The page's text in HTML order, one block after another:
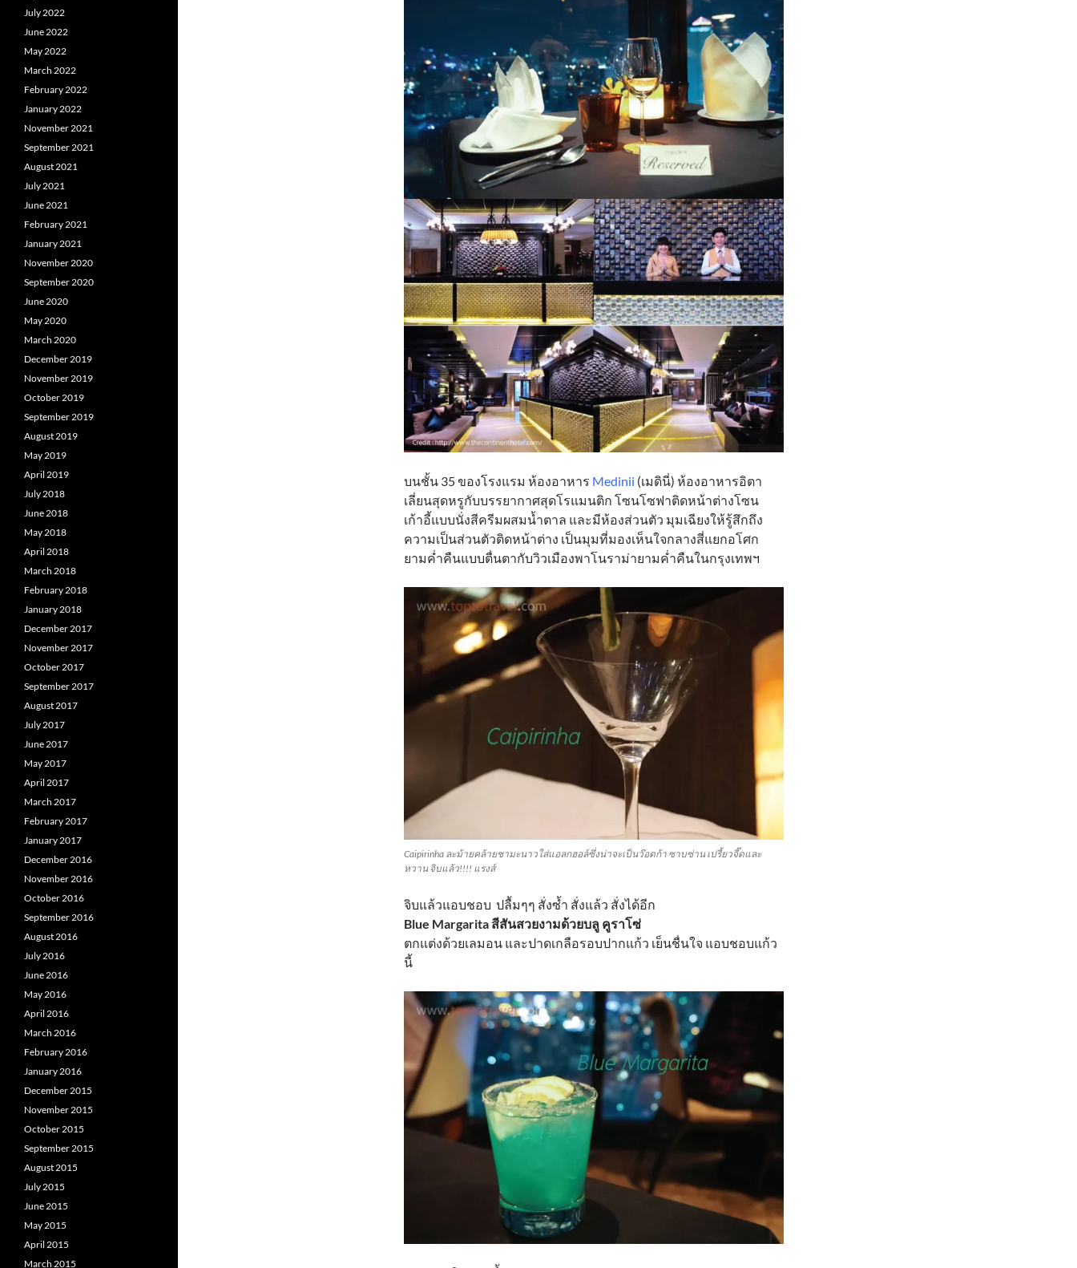
บนชั้น 35 ของโรงแรม ห้องอาหาร Medinii (เมดินี่) ห้องอาหารอิตา
เลี่ยนสุดหรูกับบรรยากาศสุดโรแมนติก โซนโซฟาติดหน้าต่างโซน
เก้าอี้แบบนั่งสีครีมผสมน้ำตาล และมีห้องส่วนตัว มุมเฉียงให้รู้สึกถึง
ความเป็นส่วนตัวติดหน้าต่าง เป็นมุมที่มองเห็นใจกลางสี่แยกอโศก
ยามค่ำคืนแบบตื่นตากับวิวเมืองพาโนราม่ายามค่ำคืนในกรุงเทพฯ
Caipirinha ละม้ายคล้ายชามะนาวใส่แอลกฮอล์ซึ่งน่าจะเป็นว๊อดก้า ซาบซ่าน เปรี้ยวจี๊ดและ
หวาน จิบแล้ว!!!! แรงส์
จิบแล้วแอบชอบ ปลื้มๆๆ สั่งซ้ำ สั่งแล้ว สั่งได้อีก
Blue Margarita สีสันสวยงามด้วยบลู คูราโซ่
ตกแต่งด้วยเลมอน และปาดเกลือรอบปากแก้ว เย็นชื่นใจ แอบชอบแก้ว
นี้
July 2022
June 2022
May 2022
March 2022
February 2022
January 2022
November 2021
September 2021
August 2021
July 2021
June 2021
February 2021
January 2021
November 2020
September 2020
June 2020
May 2020
March 2020
December 2019
November 2019
October 2019
September 2019
August 2019
May 2019
April 2019
July 2018
June 2018
May 2018
April 2018
March 2018
February 2018
January 2018
December 2017
November 2017
October 2017
September 2017
August 2017
July 2017
June 2017
May 2017
April 2017
March 2017
February 2017
January 2017
December 2016
November 2016
October 2016
September 2016
August 2016
July 2016
June 2016
May 2016
April 2016
March 2016
February 2016
January 2016
December 2015
November 2015
October 2015
September 2015
August 2015
July 2015
June 2015
May 2015
April 2015
March 2015